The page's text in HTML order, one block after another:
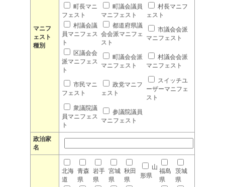
マニフ
ェスト
種別
町長マニ
フェスト
町議会議員
マニフェスト
村長マニフ
ェスト
村議会議
員マニフェス
ト
都道府県議
会会派マニフェ
スト
市議会会派
マニフェスト
区議会会
派マニフェス
ト
町議会会派
マニフェスト
村議会会派
マニフェスト
市民マニ
フェスト
政党マニフ
ェスト
スイッチユ
ーザーマニフェ
スト
衆議院議
員マニフェス
ト
参議院議員
マニフェスト
政治家
名
北海
道
青森
県
岩手
県
宮城
県
秋田
県
山
形県
福島
県
茨城
県